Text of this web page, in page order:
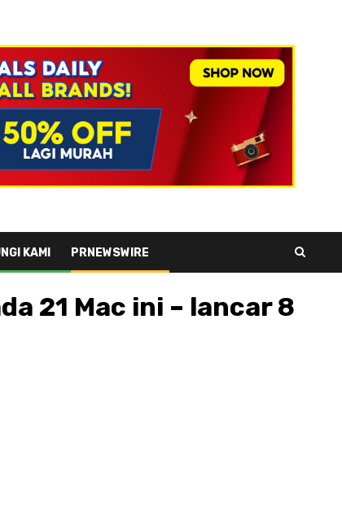
KAMI PRNEWSWIRE
21 Mac ini – lancar 8